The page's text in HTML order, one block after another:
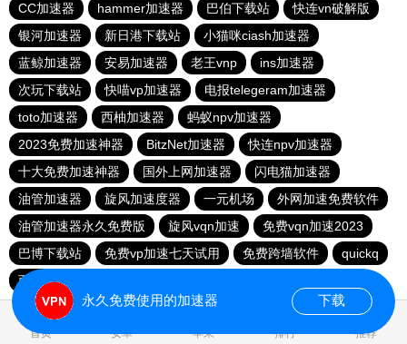
CC加速器
hammer加速器 巴伯下载站
快连vn破解版
银河加速器
新日港下载站
小猫咪ciash加速器
蓝鲸加速器
安易加速器 老王vnp
ins加速器
次玩下载站
快喵vp加速器
电报telegeram加速器
toto加速器
西柚加速器
蚂蚁npv加速器
2023免费加速神器
BitzNet加速器
快连npv加速器
十大免费加速神器
国外上网加速器
闪电猫加速器
油管加速器
旋风加速度器 一元机场
外网加速免费软件
油管加速器永久免费版
旋风vqn加速
免费vqn加速2023
巴博下载站
免费vp加速七天试用 免费跨墙软件
quickq
西柚加速器
首页 安卓 苹果 排行 推荐
永久免费使用的加速器 下载
1.897194s